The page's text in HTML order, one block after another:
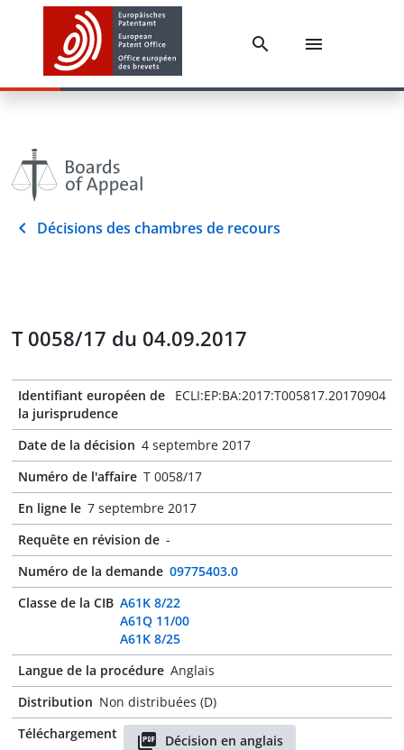
Décisions des chambres de recours
T 0058/17 du 04.09.2017
Identifiant européen de
la jurisprudence
ECLI:EP:BA:2017:T005817.20170904
Date de la décision 4 septembre 2017
Numéro de l'affaire T 0058/17
En ligne le 7 septembre 2017
Requête en révision de -
Numéro de la demande 09775403.0
Classe de la CIB A61K 8/22
A61Q 11/00
A61K 8/25
Langue de la procédure Anglais
Distribution Non distribuées (D)
Téléchargement
Décision en anglais